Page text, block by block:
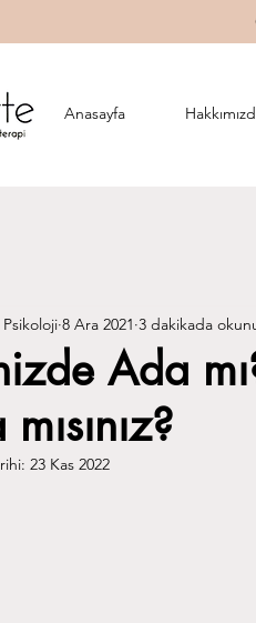
Anasayfa
Ada
8 Ara 2021 3 dakikada
23 Kas 2022